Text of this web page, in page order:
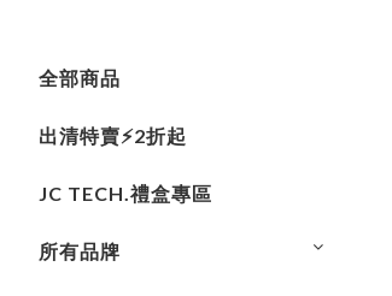
全部商品
出清特賣⚡️2折起
JC TECH.禮盒專區
所有品牌